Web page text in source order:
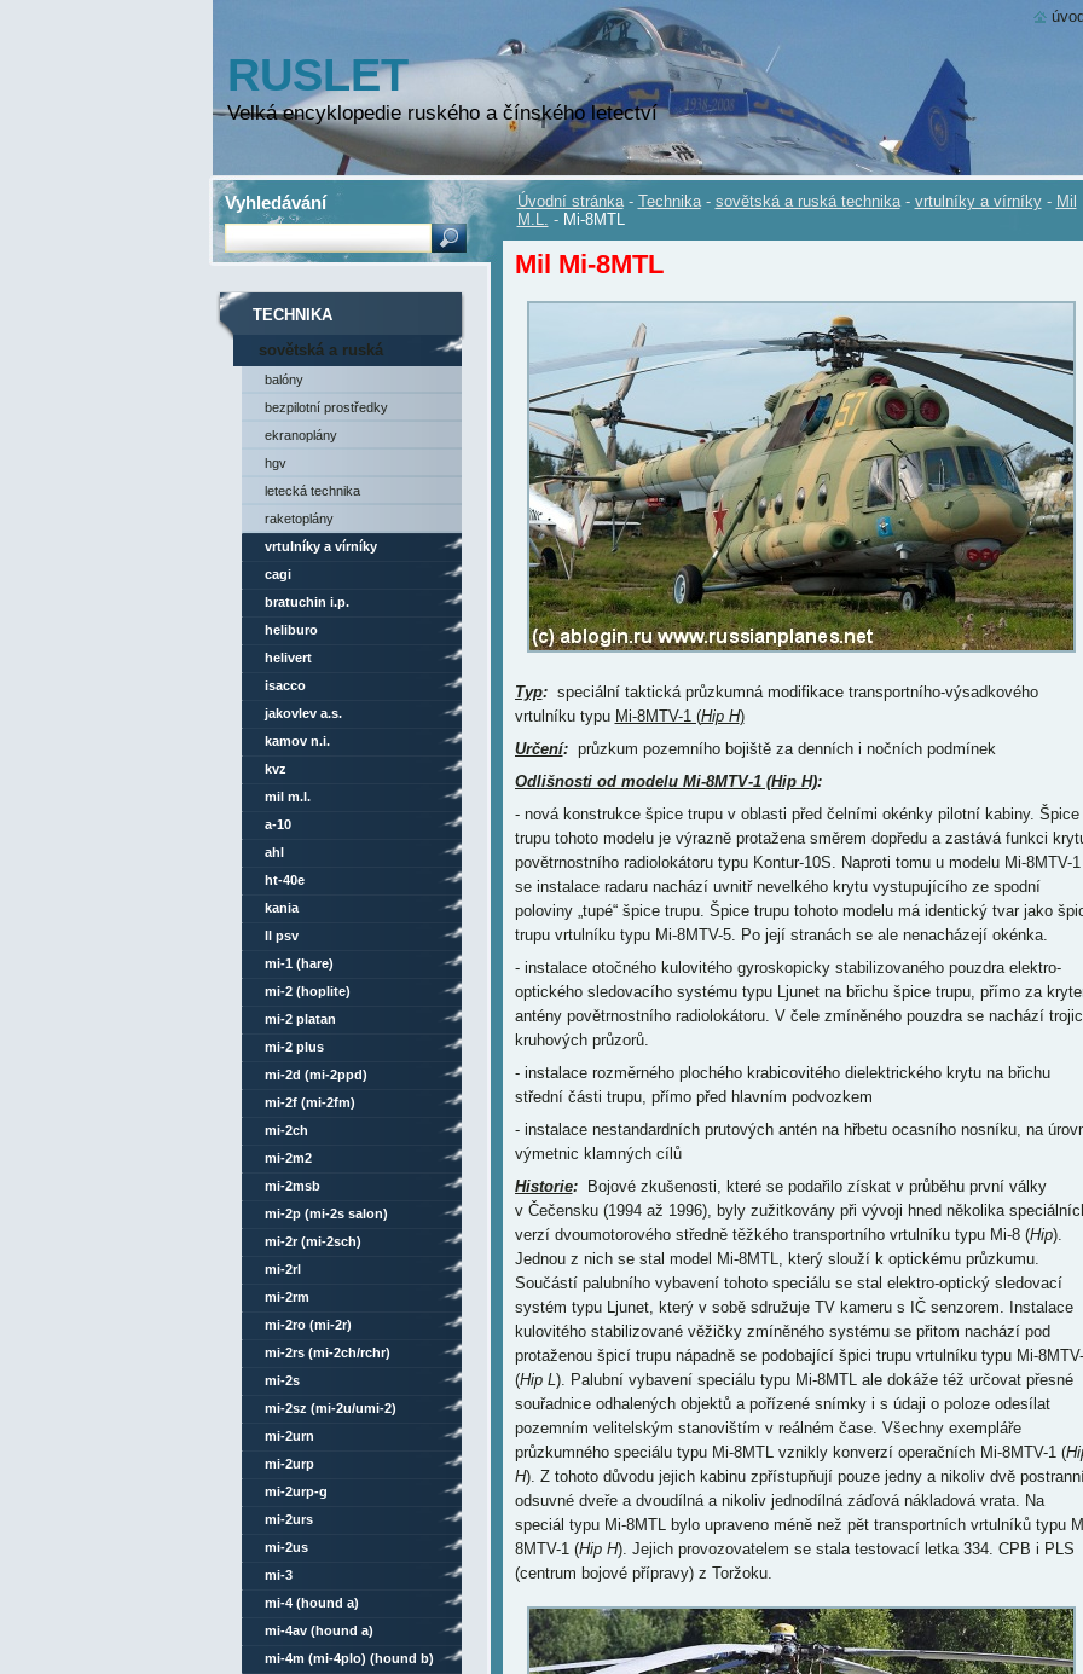
RUSLET
Velká encyklopedie ruského a čínského letectví
Úvodní stránka - Technika - sovětská a ruská technika - vrtulníky a vírníky - Mil
M.L. - Mi-8MTL
Mil Mi-8MTL
Typ:speciální taktická průzkumná modifikace transportního-výsadkového
vrtulníku typu Mi-8MTV-1 (Hip H)
Určení:průzkum pozemního bojiště za denních i nočních podmínek
Odlišnosti od modelu Mi-8MTV-1 (Hip H):
- nová konstrukce špice trupu v oblasti před čelními okénky pilotní kabiny. Špice
trupu tohoto modelu je výrazně protažena směrem dopředu a zastává funkci
povětrnostního radiolokátoru typu Kontur-10S. Naproti tomu u modelu Mi-8MTV-1
se instalace radaru nachází uvnitř nevelkého krytu vystupujícího ze spodní
poloviny „tupé“ špice trupu. Špice trupu tohoto modelu má identický tvar jako
trupu vrtulníku typu Mi-8MTV-5. Po její stranách se ale nenacházejí okénka.
- instalace otočného kulovitého gyroskopicky stabilizovaného pouzdra elektro-
optického sledovacího systému typu Ljunet na břichu špice trupu, přímo za
antény povětrnostního radiolokátoru. V čele zmíněného pouzdra se nachází
kruhových průzorů.
- instalace rozměrného plochého krabicovitého dielektrického krytu na břichu
střední části trupu, přímo před hlavním podvozkem
- instalace nestandardních prutových antén na hřbetu ocasního nosníku, na
výmetnic klamných cílů
Historie:Bojové zkušenosti, které se podařilo získat v průběhu první války
v Čečensku (1994 až 1996), byly zužitkovány při vývoji hned několika
verzí dvoumotorového středně těžkého transportního vrtulníku typu Mi-8 (Hip).
Jednou z nich se stal model Mi-8MTL, který slouží k optickému průzkumu.
Součástí palubního vybavení tohoto speciálu se stal elektro-optický sledovací
systém typu Ljunet, který v sobě sdružuje TV kameru s IČ senzorem. Instalace
kulovitého stabilizované věžičky zmíněného systému se přitom nachází pod
protaženou špicí trupu nápadně se podobající špici trupu vrtulníku typu Mi-
(Hip L). Palubní vybavení speciálu typu Mi-8MTL ale dokáže též určovat přesné
souřadnice odhalených objektů a pořízené snímky i s údaji o poloze odesílat
pozemním velitelským stanovištím v reálném čase. Všechny exempláře
průzkumného speciálu typu Mi-8MTL vznikly konverzí operačních Mi-8MTV-1 (
H). Z tohoto důvodu jejich kabinu zpřístupňují pouze jedny a nikoliv dvě
odsuvné dveře a dvoudílná a nikoliv jednodílná záďová nákladová vrata. Na
speciál typu Mi-8MTL bylo upraveno méně než pět transportních vrtulníků typu
8MTV-1 (Hip H). Jejich provozovatelem se stala testovací letka 334. CPB i PLS
(centrum bojové přípravy) z Toržoku.
TECHNIKA
sovětská a ruská
technika
balóny
bezpilotní prostředky
ekranoplány
hgv
letecká technika
raketoplány
vrtulníky a vírníky
cagi
bratuchin i.p.
heliburo
helivert
isacco
jakovlev a.s.
kamov n.i.
kvz
mil m.l.
a-10
ahl
ht-40e
kania
ll psv
mi-1 (hare)
mi-2 (hoplite)
mi-2 platan
mi-2 plus
mi-2d (mi-2ppd)
mi-2f (mi-2fm)
mi-2ch
mi-2m2
mi-2msb
mi-2p (mi-2s salon)
mi-2r (mi-2sch)
mi-2rl
mi-2rm
mi-2ro (mi-2r)
mi-2rs (mi-2ch/rchr)
mi-2s
mi-2sz (mi-2u/umi-2)
mi-2urn
mi-2urp
mi-2urp-g
mi-2urs
mi-2us
mi-3
mi-4 (hound a)
mi-4av (hound a)
mi-4m (mi-4plo) (hound b)
Vyhledávání